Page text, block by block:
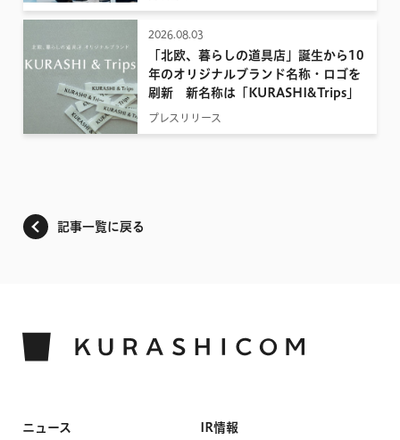
2026.08.03
「北欧、暮らしの道具店」誕生から10
年のオリジナルブランド名称・ロゴを
刷新 新名称は「KURASHI&Trips」
プレスリリース
記事一覧に戻る
ニュース IR情報